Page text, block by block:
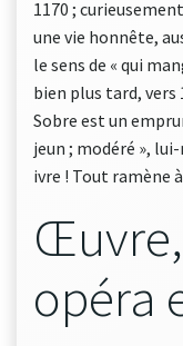
1170 ;
une vie honnête,
le sens de « qui
bien plus tard, vers
Sobre est un
jeun ; modéré »,
ivre ! Tout ramène
opéra